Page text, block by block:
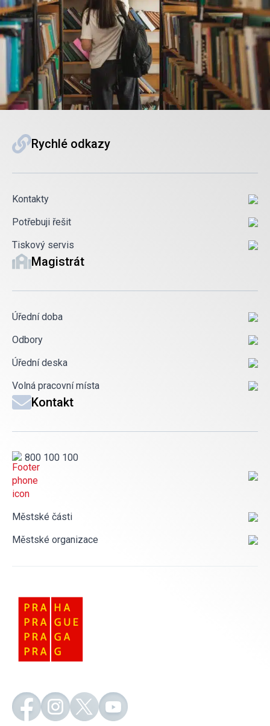
Rychlé odkazy
Kontakty
Potřebuji řešit
Tiskový servis
Magistrát
Úřední doba
Odbory
Úřední deska
Volná pracovní místa
Kontakt
800 100 100
Městské části
Městské organizace